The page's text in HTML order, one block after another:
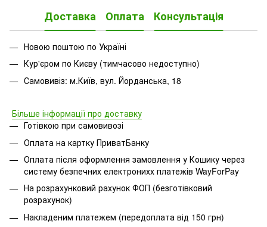
Доставка Оплата Консультація
Новою поштою по Україні
Кур'єром по Києву (тимчасово недоступно)
Самовивіз: м.Київ, вул. Йорданська, 18
Більше інформації про доставку
Готівкою при самовивозі
Оплата на картку ПриватБанку
Оплата після оформлення замовлення у Кошику через
систему безпечних електронихх платежів WayForPay
На розрахунковий рахунок ФОП (безготівковий
розрахунок)
Накладеним платежем (передоплата від 150 грн)